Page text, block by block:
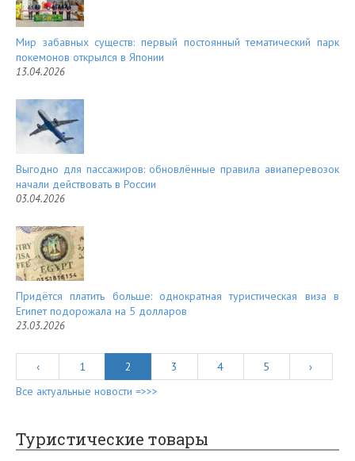
Мир забавных существ: первый постоянный тематический парк
покемонов открылся в Японии
13.04.2026
Выгодно для пассажиров: обновлённые правила авиаперевозок
начали действовать в России
03.04.2026
Придётся платить больше: однократная туристическая виза в
Египет подорожала на 5 долларов
23.03.2026
‹ 1 2 3 4 5
›
Все актуальные новости =>>>
Туристические товары